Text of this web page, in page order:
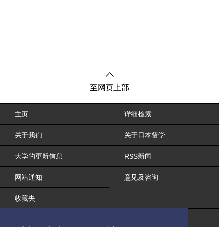
至网页上部
主页 详细检索
关于我们 关于日本留学
大学的更新信息 RSS新闻
网站通知 意见及咨询
收藏夹